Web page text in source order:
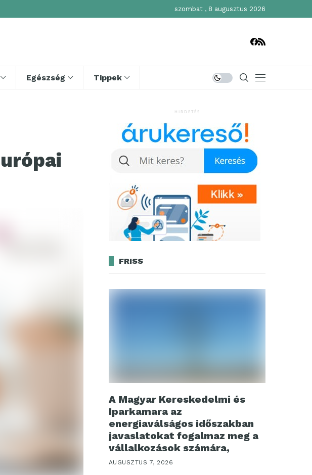
szombat , 8 augusztus 2026
Egészség Tippek
HIRDETÉS
FRISS
A Magyar Kereskedelmi és
Iparkamara az
energiaválságos időszakban
javaslatokat fogalmaz meg a
vállalkozások számára,
AUGUSZTUS 7, 2026